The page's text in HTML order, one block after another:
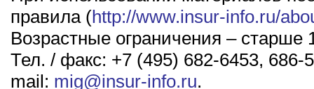
правила (http://www.insur-info.ru/
Возрастные ограничения – старше
Тел. / факс: +7 (495) 682-6453, 686-
mail: mig@insur-info.ru.